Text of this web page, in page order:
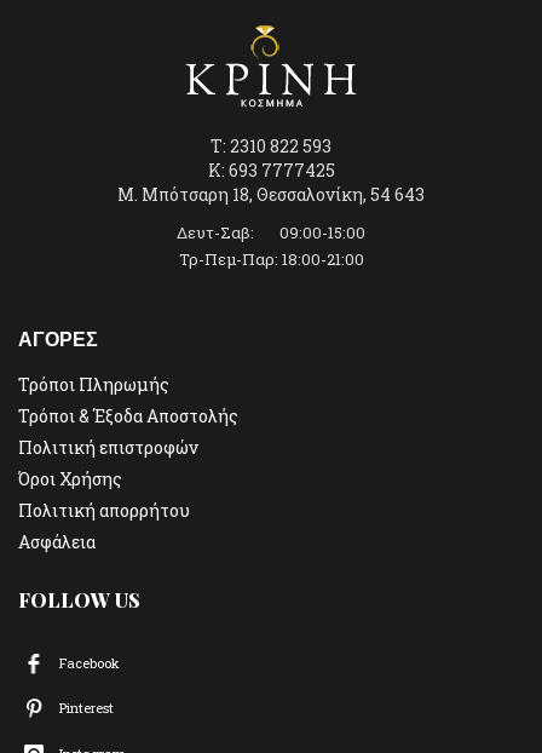
T: 2310 822 593
K: 693 7777425
Μ. Μπότσαρη 18, Θεσσαλονίκη, 54 643
Δευτ-Σαβ: 09:00-15:00
Τρ-Πεμ-Παρ: 18:00-21:00
ΑΓΟΡΕΣ
Τρόποι Πληρωμής
Τρόποι & Έξοδα Αποστολής
Πολιτική επιστροφών
Όροι Χρήσης
Πολιτική απορρήτου
Ασφάλεια
FOLLOW US
Facebook
Pinterest